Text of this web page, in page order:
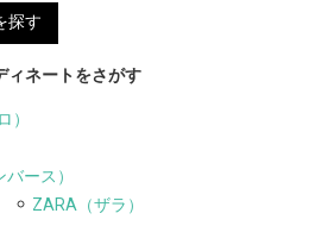
探す
ィネートをさがす
）
ース）
ZARA（ザラ）